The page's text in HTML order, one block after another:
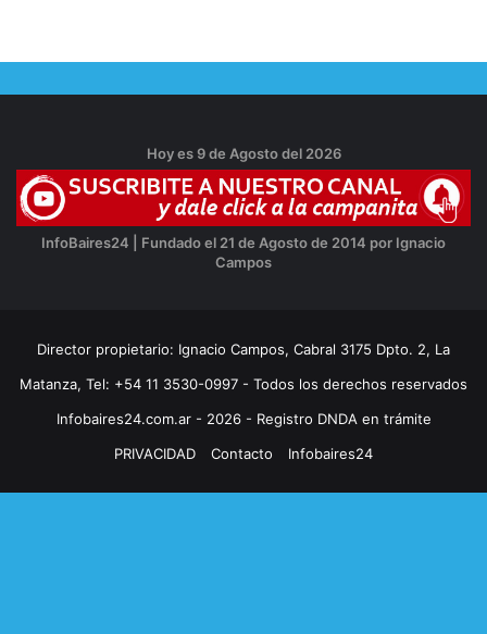
Hoy es 9 de Agosto del 2026
InfoBaires24 | Fundado el 21 de Agosto de 2014 por Ignacio
Campos
Director propietario: Ignacio Campos, Cabral 3175 Dpto. 2, La
Matanza, Tel: +54 11 3530-0997 - Todos los derechos reservados
Infobaires24.com.ar - 2026 - Registro DNDA en trámite
PRIVACIDAD
Contacto Infobaires24